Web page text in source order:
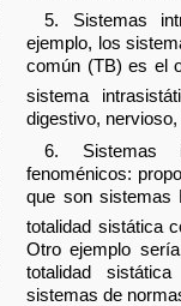
5. Sistemas
ejemplo, los
común (TB) es el
sistema
digestivo, nervioso,
6. Sistemas
fenoménicos:
que son sistemas
totalidad sistática
Otro ejemplo
totalidad
sistemas de